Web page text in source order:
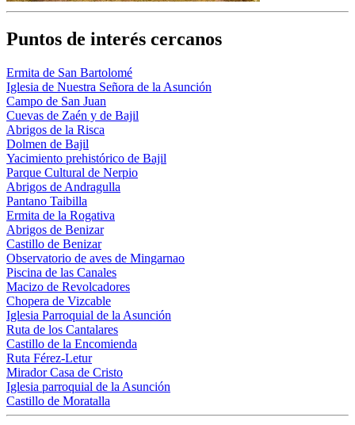
Puntos de interés cercanos
Ermita de San Bartolomé
Iglesia de Nuestra Señora de la Asunción
Campo de San Juan
Cuevas de Zaén y de Bajil
Abrigos de la Risca
Dolmen de Bajil
Yacimiento prehistórico de Bajil
Parque Cultural de Nerpio
Abrigos de Andragulla
Pantano Taibilla
Ermita de la Rogativa
Abrigos de Benizar
Castillo de Benizar
Observatorio de aves de Mingarnao
Piscina de las Canales
Macizo de Revolcadores
Chopera de Vizcable
Iglesia Parroquial de la Asunción
Ruta de los Cantalares
Castillo de la Encomienda
Ruta Férez-Letur
Mirador Casa de Cristo
Iglesia parroquial de la Asunción
Castillo de Moratalla